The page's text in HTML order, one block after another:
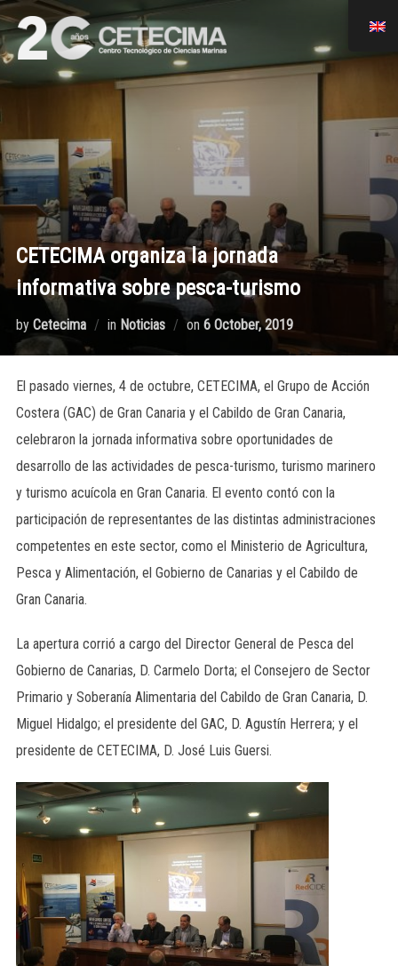
CETECIMA organiza la jornada
informativa sobre pesca-turismo
by Cetecima in Noticias on 6 October, 2019
El pasado viernes, 4 de octubre, CETECIMA, el Grupo de Acción
Costera (GAC) de Gran Canaria y el Cabildo de Gran Canaria,
celebraron la jornada informativa sobre oportunidades de
desarrollo de las actividades de pesca-turismo, turismo marinero
y turismo acuícola en Gran Canaria. El evento contó con la
participación de representantes de las distintas administraciones
competentes en este sector, como el Ministerio de Agricultura,
Pesca y Alimentación, el Gobierno de Canarias y el Cabildo de
Gran Canaria.
La apertura corrió a cargo del Director General de Pesca del
Gobierno de Canarias, D. Carmelo Dorta; el Consejero de Sector
Primario y Soberanía Alimentaria del Cabildo de Gran Canaria, D.
Miguel Hidalgo; el presidente del GAC, D. Agustín Herrera; y el
presidente de CETECIMA, D. José Luis Guersi.